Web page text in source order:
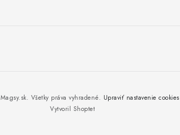
Vytvoril Shoptet
Magsy.sk. Všetky práva vyhradené. Upraviť nastavenie cookies